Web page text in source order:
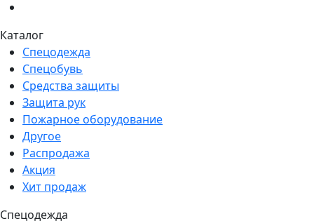
Каталог
Спецодежда
Спецобувь
Средства защиты
Защита рук
Пожарное оборудование
Другое
Распродажа
Акция
Хит продаж
Спецодежда